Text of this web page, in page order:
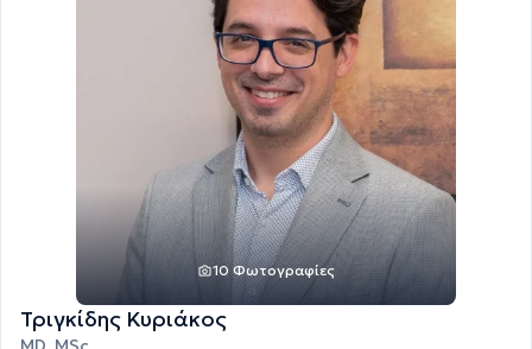
10 Φωτογραφίες
Τριγκίδης Κυριάκος